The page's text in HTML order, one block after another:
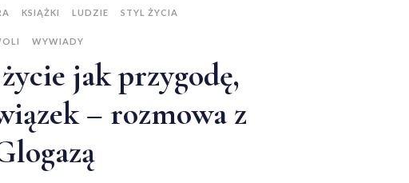
KSIĄŻKI LUDZIE STYL ŻYCIA
WYWIADY
jak przygodę,
– rozmowa z